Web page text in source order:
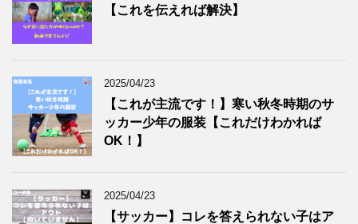
【これを伝えれば解決】
2025/04/23
【これが主流です！】寒い秋冬時期のサ
ッカー少年の服装【これだけわかれば
OK！】
2025/04/23
【サッカー】コレを答えられない子はア